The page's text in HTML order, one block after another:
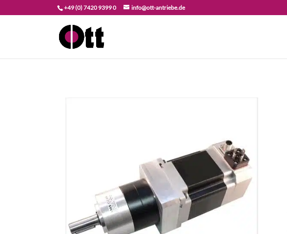
+49 (0) 7420 9399 0 info@ott-antriebe.de